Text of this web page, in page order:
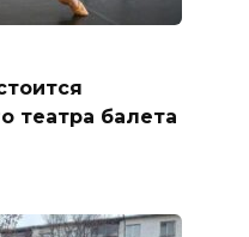
театра балета